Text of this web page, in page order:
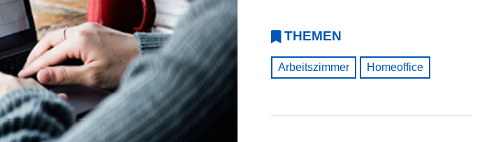
THEMEN
Arbeitszimmer Homeoffice